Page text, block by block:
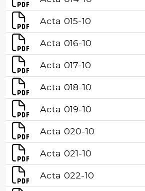
Acta 015-10
Acta 016-10
Acta 017-10
Acta 018-10
Acta 019-10
Acta 020-10
Acta 021-10
Acta 022-10